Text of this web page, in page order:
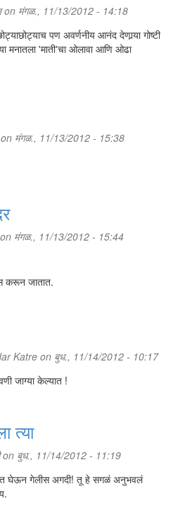
on मंगळ., 11/13/2012 - 14:18
पण अवर्णनीय आनंद देणार्‍या गोष्टी
मनातला 'माती'चा ओलावा आणि ओढा
मंगळ., 11/13/2012 - 15:38
मंगळ., 11/13/2012 - 15:44
करून जातात.
Katreon बुध., 11/14/2012 - 10:17
जाग्या केल्यात !
त्या
on बुध., 11/14/2012 - 11:19
घेऊन गेलीस अगदी! तू हे सगळं अनुभवलं